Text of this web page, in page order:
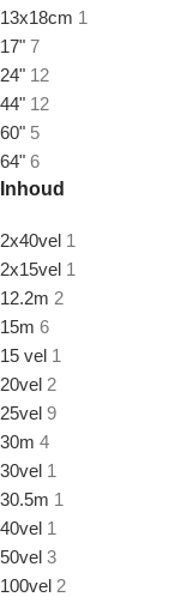
13x18cm 1
17" 7
24" 12
44" 12
60" 5
64" 6
Inhoud
2x40vel 1
2x15vel 1
12.2m 2
15m 6
15 vel 1
20vel 2
25vel 9
30m 4
30vel 1
30.5m 1
40vel 1
50vel 3
100vel 2